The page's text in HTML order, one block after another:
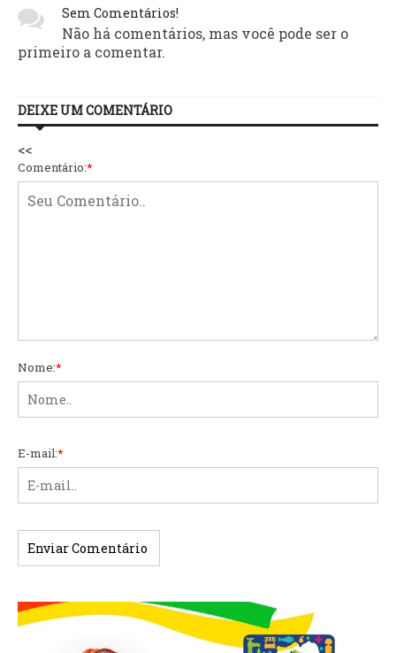
Sem Comentários!
Não há comentários, mas você pode ser o
primeiro a comentar.
DEIXE UM COMENTÁRIO
<<
Comentário:*
Nome:*
E-mail:*